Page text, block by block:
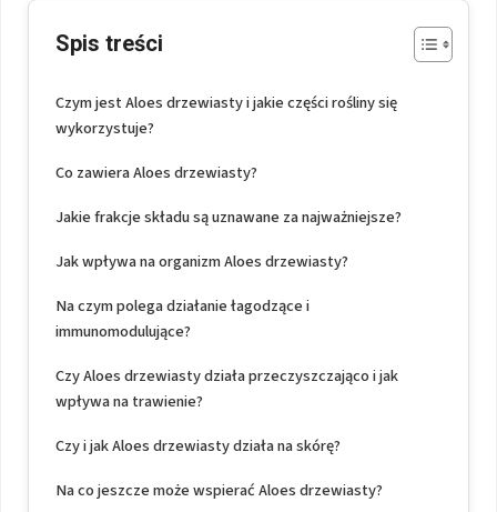
Spis treści
Czym jest Aloes drzewiasty i jakie części rośliny się
wykorzystuje?
Co zawiera Aloes drzewiasty?
Jakie frakcje składu są uznawane za najważniejsze?
Jak wpływa na organizm Aloes drzewiasty?
Na czym polega działanie łagodzące i
immunomodulujące?
Czy Aloes drzewiasty działa przeczyszczająco i jak
wpływa na trawienie?
Czy i jak Aloes drzewiasty działa na skórę?
Na co jeszcze może wspierać Aloes drzewiasty?